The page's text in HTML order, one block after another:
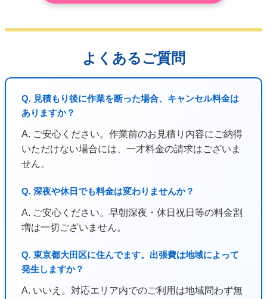
よくあるご質問
Q. 見積もり後に作業を断った場合、キャンセル料金は
ありますか？
A. ご安心ください。作業前のお見積り内容にご納得
いただけない場合には、一才料金の請求はございま
せん。
Q. 深夜や休日でも料金は変わりませんか？
A. ご安心ください。早朝深夜・休日祝日等の料金割
増は一切ございません。
Q. 東京都大田区に住んでます。出張費は地域によって
発生しますか？
A. いいえ。対応エリア内でのご利用は地域問わず無